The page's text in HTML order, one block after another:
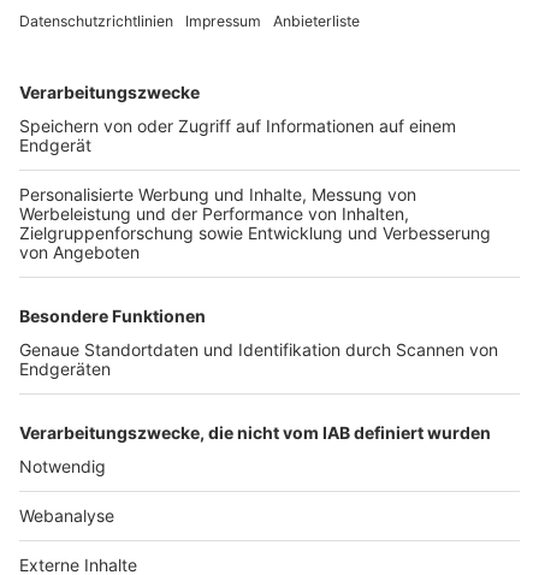
TOP-VEREINE
TOP-PARTNER
Nutzungsbedingungen Datenschutz Impressum